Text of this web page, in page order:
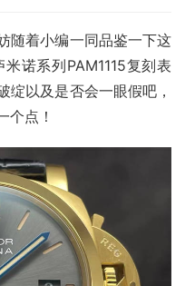
随着小编一同品鉴一下这
诺系列PAM1115复刻表
绽以及是否会一眼假吧，
个点！